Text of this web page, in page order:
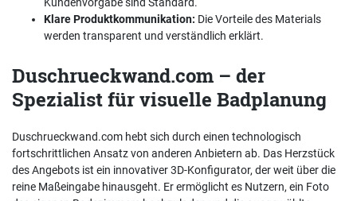
Kundenvorgabe sind Standard.
Klare Produktkommunikation: Die Vorteile des Materials
werden transparent und verständlich erklärt.
Duschrueckwand.com – der
Spezialist für visuelle Badplanung
Duschrueckwand.com hebt sich durch einen technologisch
fortschrittlichen Ansatz von anderen Anbietern ab. Das Herzstück
des Angebots ist ein innovativer 3D-Konfigurator, der weit über die
reine Maßeingabe hinausgeht. Er ermöglicht es Nutzern, ein Foto